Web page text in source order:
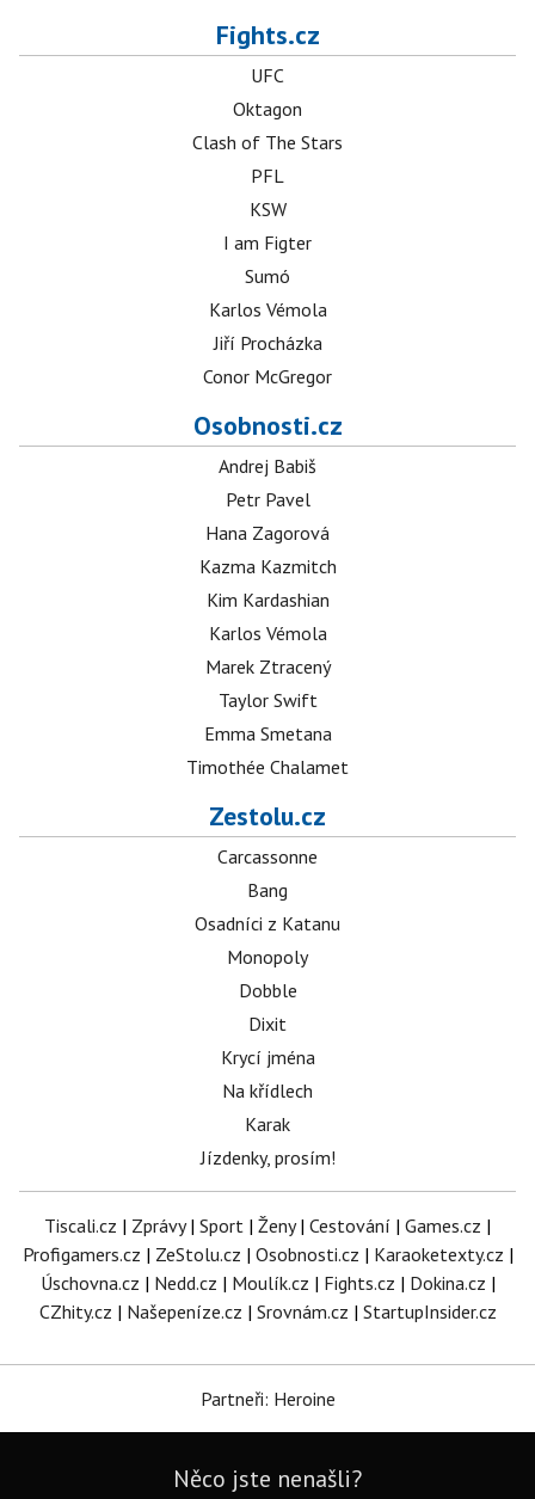
Fights.cz
UFC
Oktagon
Clash of The Stars
PFL
KSW
I am Figter
Sumó
Karlos Vémola
Jiří Procházka
Conor McGregor
Osobnosti.cz
Andrej Babiš
Petr Pavel
Hana Zagorová
Kazma Kazmitch
Kim Kardashian
Karlos Vémola
Marek Ztracený
Taylor Swift
Emma Smetana
Timothée Chalamet
Zestolu.cz
Carcassonne
Bang
Osadníci z Katanu
Monopoly
Dobble
Dixit
Krycí jména
Na křídlech
Karak
Jízdenky, prosím!
Tiscali.cz | Zprávy| Sport | Ženy| Cestování | Games.cz |
Profigamers.cz | ZeStolu.cz | Osobnosti.cz | Karaoketexty.cz |
Úschovna.cz | Nedd.cz | Moulík.cz | Fights.cz | Dokina.cz |
CZhity.cz | Našepeníze.cz | Srovnám.cz | StartupInsider.cz
Partneři: Heroine
Něco jste nenašli?